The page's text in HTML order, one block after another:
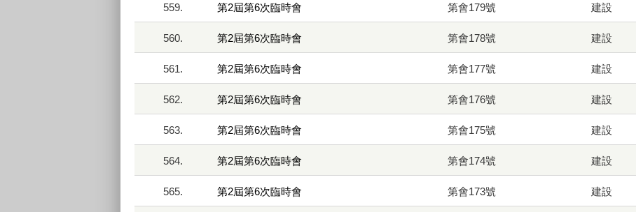
559. 第2屆第6次臨時會 第會179號 建設
560. 第2屆第6次臨時會 第會178號 建設
561. 第2屆第6次臨時會 第會177號 建設
562. 第2屆第6次臨時會 第會176號 建設
563. 第2屆第6次臨時會 第會175號 建設
564. 第2屆第6次臨時會 第會174號 建設
565. 第2屆第6次臨時會 第會173號 建設